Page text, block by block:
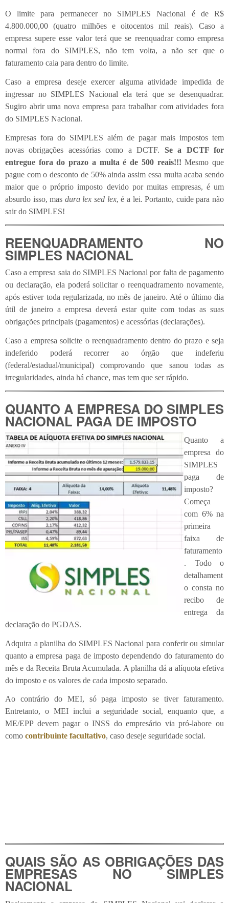
O limite para permanecer no SIMPLES Nacional é de R$
4.800.000,00 (quatro milhões e oitocentos mil reais). Caso a
empresa supere esse valor terá que se reenquadrar como empresa
normal fora do SIMPLES, não tem volta, a não ser que o
faturamento caia para dentro do limite.
Caso a empresa deseje exercer alguma atividade impedida de
ingressar no SIMPLES Nacional ela terá que se desenquadrar.
Sugiro abrir uma nova empresa para trabalhar com atividades fora
do SIMPLES Nacional.
Empresas fora do SIMPLES além de pagar mais impostos tem
novas obrigações acessórias como a DCTF. Se a DCTF for
entregue fora do prazo a multa é de 500 reais!!! Mesmo que
pague com o desconto de 50% ainda assim essa multa acaba sendo
maior que o próprio imposto devido por muitas empresas, é um
absurdo isso, mas dura lex sed lex, é a lei. Portanto, cuide para não
sair do SIMPLES!
REENQUADRAMENTO NO
SIMPLES NACIONAL
Caso a empresa saia do SIMPLES Nacional por falta de pagamento
ou declaração, ela poderá solicitar o reenquadramento novamente,
após estiver toda regularizada, no mês de janeiro. Até o último dia
útil de janeiro a empresa deverá estar quite com todas as suas
obrigações principais (pagamentos) e acessórias (declarações).
Caso a empresa solicite o reenquadramento dentro do prazo e seja
indeferido poderá recorrer ao órgão que indeferiu
(federal/estadual/municipal) comprovando que sanou todas as
irregularidades, ainda há chance, mas tem que ser rápido.
QUANTO A EMPRESA DO SIMPLES
NACIONAL PAGA DE IMPOSTO
Quanto a
empresa do
SIMPLES
paga de
imposto?
Começa
com 6% na
primeira
faixa de
faturamento
. Todo o
detalhament
o consta no
recibo de
entrega da
declaração do PGDAS.
Adquira a planilha do SIMPLES Nacional para conferir ou simular
quanto a empresa paga de imposto dependendo do faturamento do
mês e da Receita Bruta Acumulada. A planilha dá a alíquota efetiva
do imposto e os valores de cada imposto separado.
Ao contrário do MEI, só paga imposto se tiver faturamento.
Entretanto, o MEI inclui a seguridade social, enquanto que, a
ME/EPP devem pagar o INSS do empresário via pró-labore ou
como contribuinte facultativo, caso deseje seguridade social.
QUAIS SÃO AS OBRIGAÇÕES DAS
EMPRESAS NO SIMPLES
NACIONAL